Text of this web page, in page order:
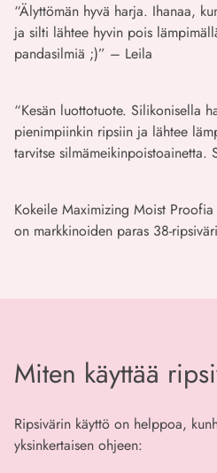
“Älyttömän hyvä harja. Ihanaa,
ja silti lähtee hyvin pois
pandasilmiä ;)” – Leila
“Kesän luottotuote. Silikonisella
pienimpiinkin ripsiin ja lähtee
tarvitse silmämeikinpoistoainetta.
Kokeile Maximizing Moist
on markkinoiden paras 38-
Miten käyttää
Ripsivärin käyttö on helppoa,
yksinkertaisen ohjeen: